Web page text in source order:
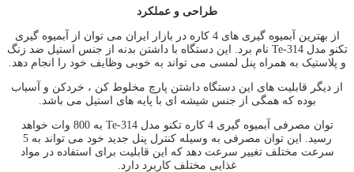
طراحی و عملکرد
از بهترین آبمیوه گیری های 4 کاره در بازار ایران می توان از آبمیوه گیری
تکنو مدل Te-314 نام برد. این دستگاه با داشتن بدنه از جنس استیل ضد زنگ
و پلاستیک به همراه پنل لمسی می تواند به خوبی وظایف خود را انجام دهد.
از دیگر قابلیت های این دستگاه داشتن پارچ مخلوط کن ، خردکن و آسیاب
بوده که همگی از جنس شیشه ای با پایه های استیل می باشد.
توان مصرفی آبمیوه گیری 4 کاره تکنو مدل Te-314 به 800 وات خواهد
رسید. این توان مصرفی به وسیله کنترل پنل جدید خود می تواند به 5
سرعت مختلف تغییر سرعت دهد که این قابلیت برای استفاده در مواد
غذایی مختلف کاربرد دارد.